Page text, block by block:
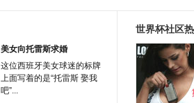
美女向托雷斯求婚
这位西班牙美女球迷的标牌
上面写着的是“托雷斯 娶我
吧”...
世界杯社区